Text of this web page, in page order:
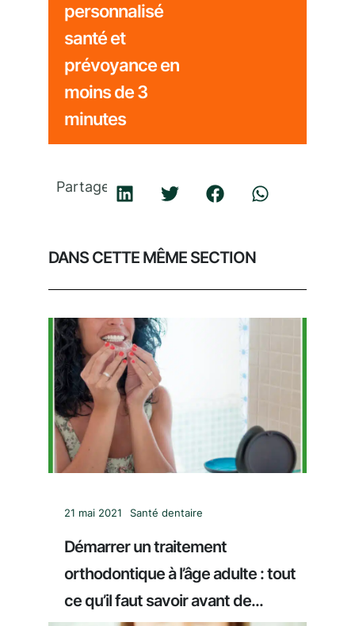
personnalisé
santé et
prévoyance en
moins de 3
minutes
Partager
DANS CETTE MÊME SECTION
21 mai 2021 Santé dentaire
Démarrer un traitement
orthodontique à l’âge adulte : tout
ce qu’il faut savoir avant de...